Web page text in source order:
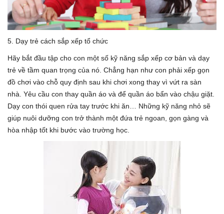
5. Dạy trẻ cách sắp xếp tổ chức
Hãy bắt đầu tập cho con một số kỹ năng sắp xếp cơ bản và dạy
trẻ về tầm quan trọng của nó. Chẳng hạn như con phải xếp gọn
đồ chơi vào chỗ quy định sau khi chơi xong thay vì vứt ra sàn
nhà. Yêu cầu con thay quần áo và để quần áo bẩn vào chậu giặt.
Dạy con thói quen rửa tay trước khi ăn… Những kỹ năng nhỏ sẽ
giúp nuôi dưỡng con trở thành một đứa trẻ ngoan, gọn gàng và
hòa nhập tốt khi bước vào trường học.